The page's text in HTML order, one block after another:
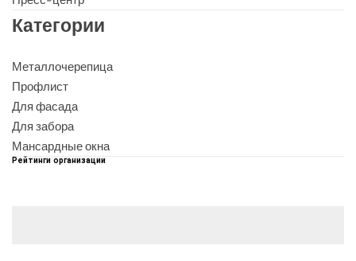
Категории
Металлочерепица
Профлист
Для фасада
Для забора
Мансардные окна
Рейтинги организации